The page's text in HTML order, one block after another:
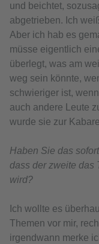
und beichtet,
abgetrieben. Ich
Aber ich hab es
müsse eigentlich
überlegt, was am
weg sein könnte,
schwieriger ist,
auch andere Leute
wurde sie zur
Haben Sie das
dass der zweite das
wird?
Ich wollte es
Themen vor mir,
irgendwann merke